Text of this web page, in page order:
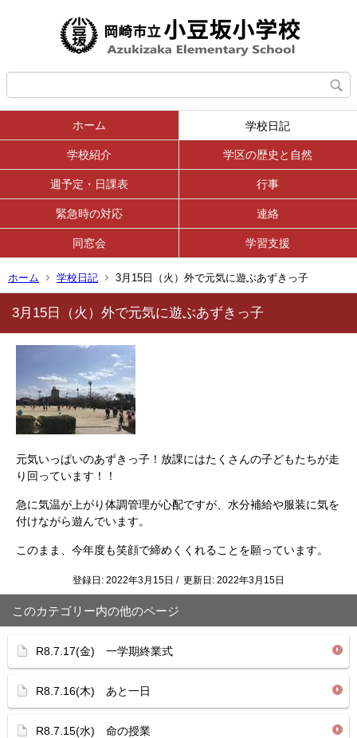
ホーム 学校日記
学校紹介 学区の歴史と自然
週予定・日課表 行事
緊急時の対応 連絡
同窓会 学習支援
ホーム 学校日記 3月15日（火）外で元気に遊ぶあずきっ子
3月15日（火）外で元気に遊ぶあずきっ子
元気いっぱいのあずきっ子！放課にはたくさんの子どもたちが走
り回っています！！
急に気温が上がり体調管理が心配ですが、水分補給や服装に気を
付けながら遊んでいます。
このまま、今年度も笑顔で締めくくれることを願っています。
登録日: 2022年3月15日 / 更新日: 2022年3月15日
このカテゴリー内の他のページ
R8.7.17(金) 一学期終業式
R8.7.16(木) あと一日
R8.7.15(水) 命の授業